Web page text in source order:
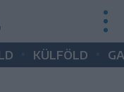
KÜLFÖLD